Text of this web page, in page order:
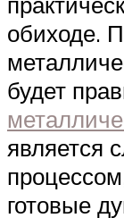
обиходе.
будет
является
готовые